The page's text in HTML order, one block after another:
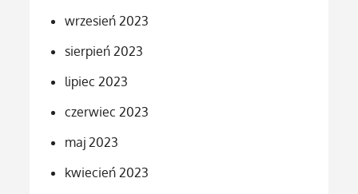
wrzesień 2023
sierpień 2023
lipiec 2023
czerwiec 2023
maj 2023
kwiecień 2023